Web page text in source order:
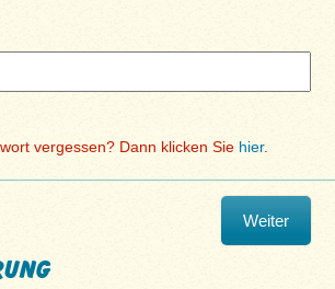
vergessen? Dann klicken Sie hier.